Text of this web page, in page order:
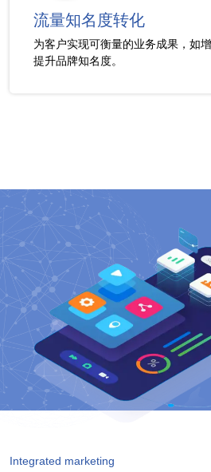
流量知名度转化
为客户实现可衡量的业务成果，如
提升品牌知名度。
Integrated marketing